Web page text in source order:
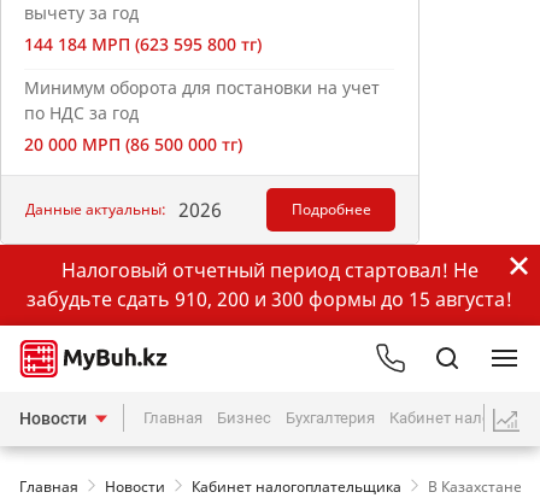
вычету за год
144 184 МРП (623 595 800 тг)
Минимум оборота для постановки на учет
по НДС за год
20 000 МРП (86 500 000 тг)
Данные актуальны: 2026 Подробнее
Налоговый отчетный период стартовал! Не
забудьте сдать 910, 200 и 300 формы до 15 августа!
Новости Главная Бизнес Бухгалтерия Кабинет
Главная Новости Кабинет налогоплательщика В Казахстане